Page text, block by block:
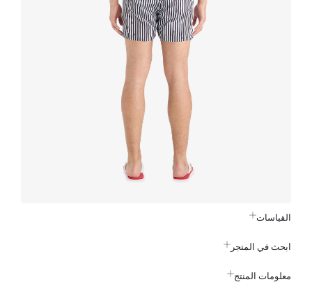
القياسات
ابحث في المتجر
معلومات المنتج